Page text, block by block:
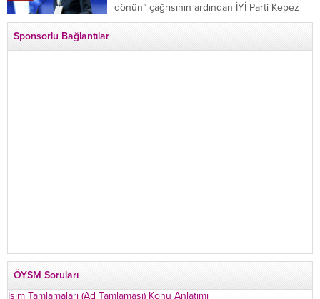
dönün” çağrısının ardından İYİ Parti Kepez
İlçe Başkan Yardımcısı Özgür Avcı “Evime
Sponsorlu Bağlantılar
ÖYSM Soruları
İsim Tamlamaları (Ad Tamlaması) Konu Anlatımı